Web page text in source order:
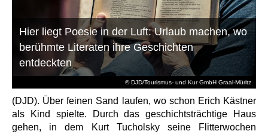
© DJD/Tourismus- und Kur GmbH Graal-Müritz
Hier liegt Poesie in der Luft: Urlaub machen, wo
berühmte Literaten ihre Geschichten
entdeckten
(DJD). Über feinen Sand laufen, wo schon Erich Kästner
als Kind spielte. Durch das geschichtsträchtige Haus
gehen, in dem Kurt Tucholsky seine Flitterwochen